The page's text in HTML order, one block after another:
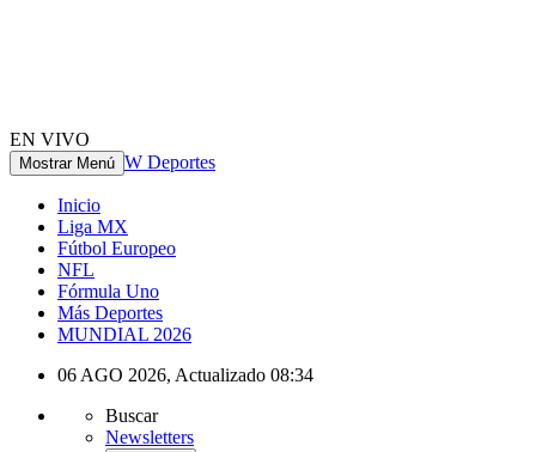
EN VIVO
Mostrar Menú W Deportes
Inicio
Liga MX
Fútbol Europeo
NFL
Fórmula Uno
Más Deportes
MUNDIAL 2026
06 AGO 2026, Actualizado 08:34
Buscar
Newsletters